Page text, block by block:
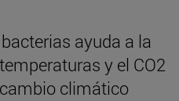
ayuda a la
y el CO2
climático